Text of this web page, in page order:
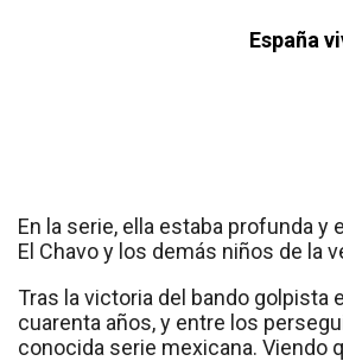
España
En la serie, ella estaba profunda y
El Chavo y los demás niños de la
Tras la victoria del bando golpista
cuarenta años, y entre los
conocida serie mexicana. Viendo